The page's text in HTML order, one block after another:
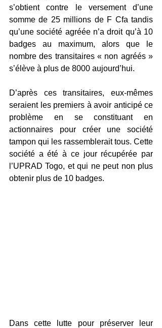
s’obtient contre le versement d’une
somme de 25 millions de F Cfa tandis
qu’une société agréée n’a droit qu’à 10
badges au maximum, alors que le
nombre des transitaires « non agréés »
s’élève à plus de 8000 aujourd’hui.
D’après ces transitaires, eux-mêmes
seraient les premiers à avoir anticipé ce
problème en se constituant en
actionnaires pour créer une société
tampon qui les rassemblerait tous. Cette
société a été à ce jour récupérée par
l’UPRAD Togo, et qui ne peut non plus
obtenir plus de 10 badges.
Dans cette lutte pour préserver leur